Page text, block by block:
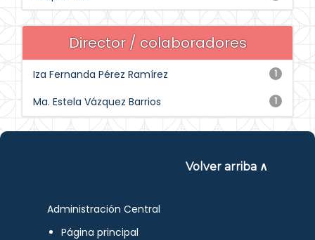
Director / colaboradores
1
Iza Fernanda Pérez Ramírez
1
Ma. Estela Vázquez Barrios
Volver arriba ∧
Administración Central
Página principal